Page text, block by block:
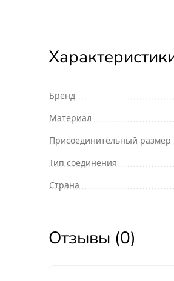
Бренд
Материал
Присоединительный размер
Тип соединения
Страна
Отзывы (0)